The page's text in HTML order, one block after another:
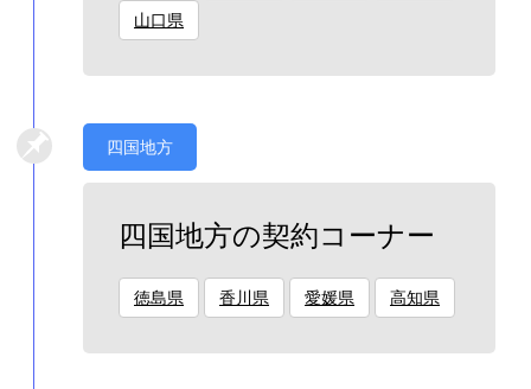
山口県
四国地方
四国地方の契約コーナー
徳島県 香川県 愛媛県 高知県